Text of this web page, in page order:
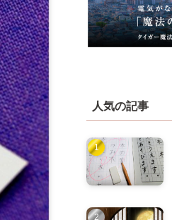
人気の記事